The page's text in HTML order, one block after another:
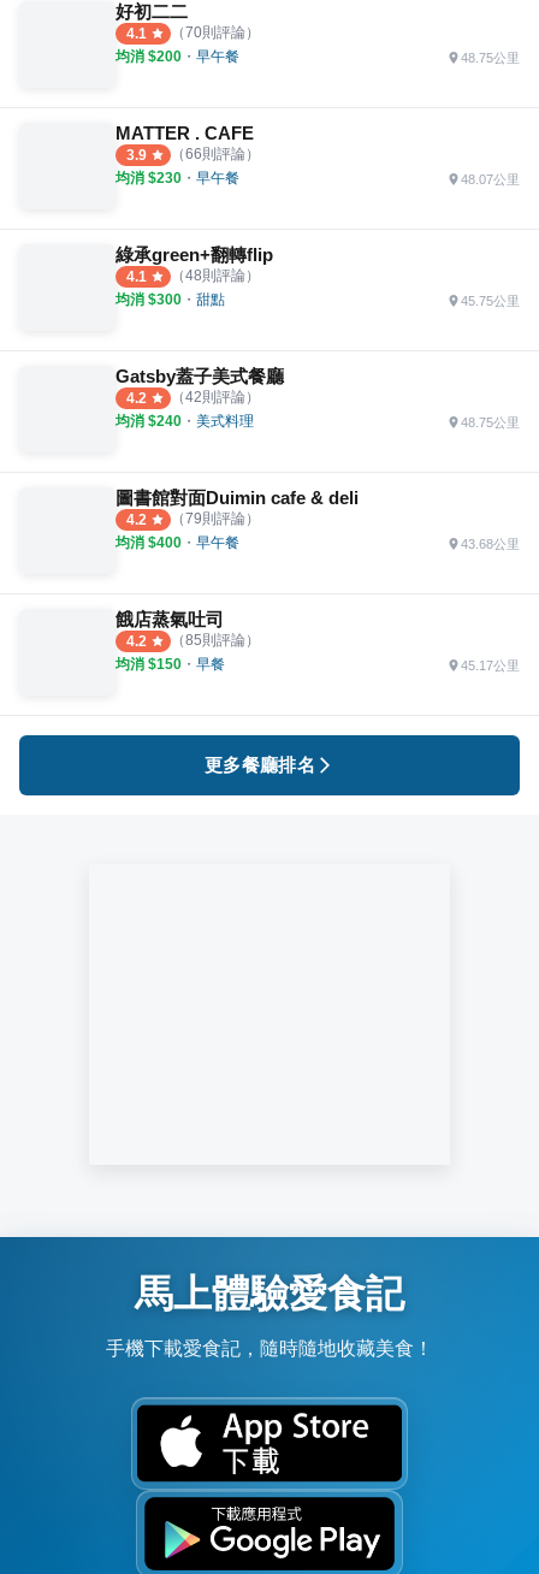
好初二二
4.1 （70則評論）
均消 $200 ・ 早午餐 48.75公里
MATTER . CAFE
3.9 （66則評論）
均消 $230 ・ 早午餐 48.07公里
綠承green+翻轉flip
4.1 （48則評論）
均消 $300 ・ 甜點 45.75公里
Gatsby蓋子美式餐廳
4.2 （42則評論）
均消 $240 ・ 美式料理 48.75公里
圖書館對面Duimin cafe & deli
4.2 （79則評論）
均消 $400 ・ 早午餐 43.68公里
餓店蒸氣吐司
4.2 （85則評論）
均消 $150 ・ 早餐 45.17公里
更多餐廳排名
馬上體驗愛食記
手機下載愛食記，隨時隨地收藏美食！